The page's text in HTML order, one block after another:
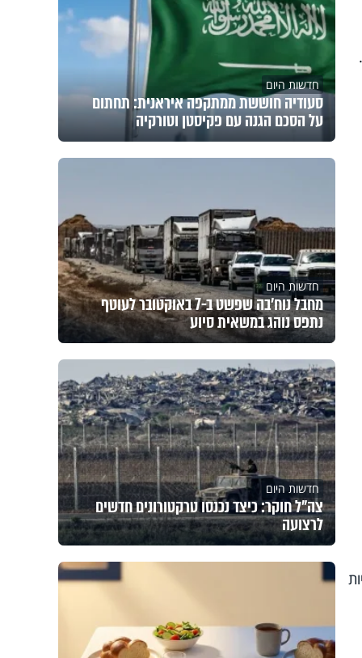
חדשות היום
סעודיה חוששת ממתקפה איראנית: תחתום
על הסכם הגנה עם פקיסטן וטורקיה
חדשות היום
מחבל נוח'בה שפשט ב-7 באוקטובר לעוטף
נתפס נוהג במשאית סיוע
חדשות היום
צה"ל חוקר: כיצד נכנסו טרקטורונים חדשים
לרצועה